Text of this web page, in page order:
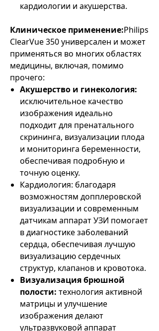
кардиологии и акушерства.
Клиническое применение:Philips
ClearVue 350 универсален и может
применяться во многих областях
медицины, включая, помимо
прочего:
Акушерство и гинекология:
исключительное качество
изображения идеально
подходит для пренатального
скрининга, визуализации плода
и мониторинга беременности,
обеспечивая подробную и
точную оценку.
Кардиология: благодаря
возможностям допплеровской
визуализации и современным
датчикам аппарат УЗИ помогает
в диагностике заболеваний
сердца, обеспечивая лучшую
визуализацию сердечных
структур, клапанов и кровотока.
Визуализация брюшной
полости: технология активной
матрицы и улучшение
изображения делают
ультразвуковой аппарат